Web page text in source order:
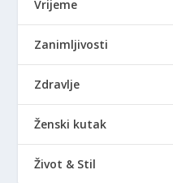
Vrijeme
Zanimljivosti
Zdravlje
Ženski kutak
Život & Stil